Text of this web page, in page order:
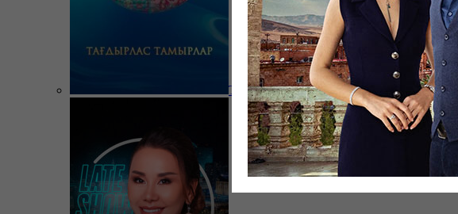
Тағдырлас тамырлар